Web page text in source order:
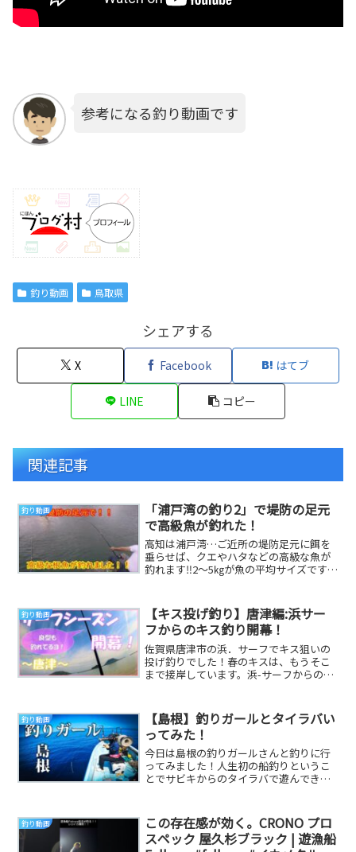
参考になる釣り動画です
釣り動画 鳥取県
シェアする
X Facebook はてブ
LINE コピー
関連記事
釣り動画
「浦戸湾の釣り2」で堤防の足元
で高級魚が釣れた！
高知は浦戸湾…ご近所の堤防足元に餌を
垂らせば、クエやハタなどの高級な魚が
釣れます‼2～5㎏が魚の平均サイズです
釣り動画
【キス投げ釣り】唐津編:浜サー
フからのキス釣り開幕！
佐賀県唐津市の浜．サーフでキス狙いの
投げ釣りでした！春のキスは、もうそこ
まで接岸しています。浜-サーフからのキ
釣り動画
【島根】釣りガールとタイラバい
ってみた！
今日は島根の釣りガールさんと釣りに行
ってみました！人生初の船釣りというこ
とでサビキからのタイラバで遊んできま
釣り動画
この存在感が効く。CRONO プロ
スペック 屋久杉ブラック | 遊漁船